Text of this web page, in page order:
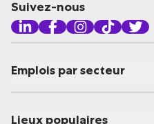
Suivez-nous
Emplois par secteur
Lieux populaires